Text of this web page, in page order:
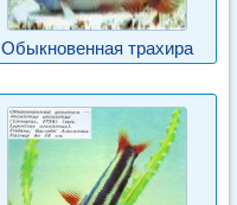
Обыкновенная трахира